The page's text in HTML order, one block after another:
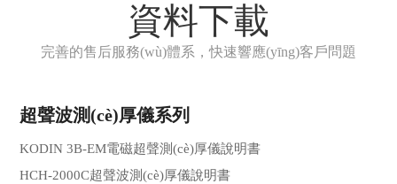
資料下載
完善的售后服務(wù)體系，快速響應(yīng)客戶問題
超聲波測(cè)厚儀系列
KODIN 3B-EM電磁超聲測(cè)厚儀說明書
HCH-2000C超聲波測(cè)厚儀說明書